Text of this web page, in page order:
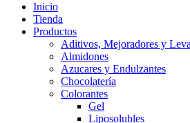
Inicio
Tienda
Productos
Aditivos, Mejoradores y
Almidones
Azucares y Endulzantes
Chocolatería
Colorantes
Gel
Liposolubles